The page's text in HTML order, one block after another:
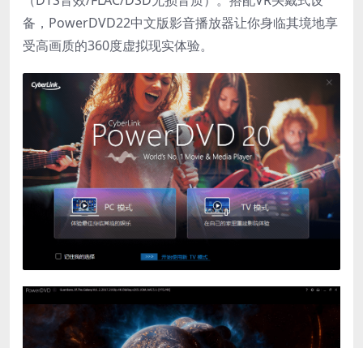
备，PowerDVD22中文版影音播放器让你身临其境地享
受高画质的360度虚拟现实体验。